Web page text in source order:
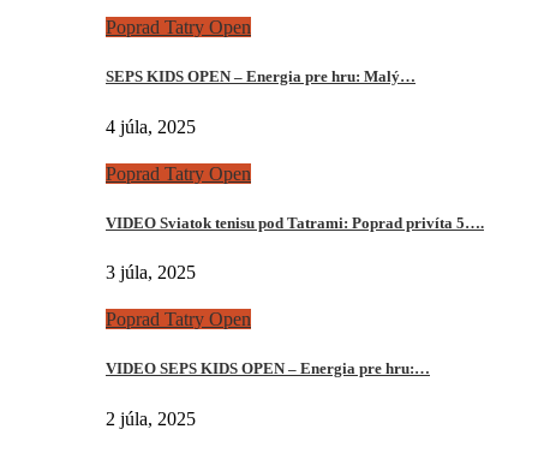
Poprad Tatry Open
SEPS KIDS OPEN – Energia pre hru: Malý…
4 júla, 2025
Poprad Tatry Open
VIDEO Sviatok tenisu pod Tatrami: Poprad privíta 5….
3 júla, 2025
Poprad Tatry Open
VIDEO SEPS KIDS OPEN – Energia pre hru:…
2 júla, 2025